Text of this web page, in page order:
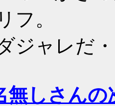
フ。
ジャレだ
無しさんの